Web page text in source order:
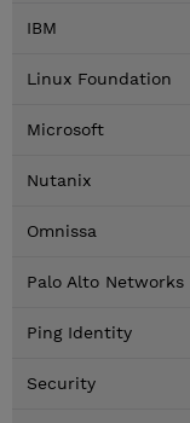
IBM
Linux Foundation
Microsoft
Nutanix
Omnissa
Palo Alto Networks
Ping Identity
Security